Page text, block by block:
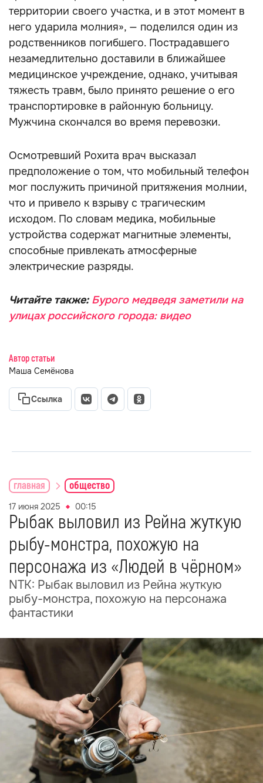
территории своего участка, и в этот момент в
него ударила молния», — поделился один из
родственников погибшего. Пострадавшего
незамедлительно доставили в ближайшее
медицинское учреждение, однако, учитывая
тяжесть травм, было принято решение о его
транспортировке в районную больницу.
Мужчина скончался во время перевозки.
Осмотревший Рохита врач высказал
предположение о том, что мобильный телефон
мог послужить причиной притяжения молнии,
что и привело к взрыву с трагическим
исходом. По словам медика, мобильные
устройства содержат магнитные элементы,
способные привлекать атмосферные
электрические разряды.
Читайте также: Бурого медведя заметили на
улицах российского города: видео
Автор статьи
Маша Семёнова
Ссылка
главная общество
17 июня 2025 00:15
Рыбак выловил из Рейна жуткую
рыбу-монстра, похожую на
персонажа из «Людей в чёрном»
NTK: Рыбак выловил из Рейна жуткую
рыбу-монстра, похожую на персонажа
фантастики